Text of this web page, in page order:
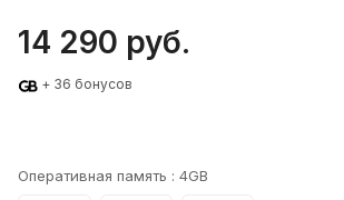
14 290 руб.
+ 36 бонусов
Оперативная память : 4GB